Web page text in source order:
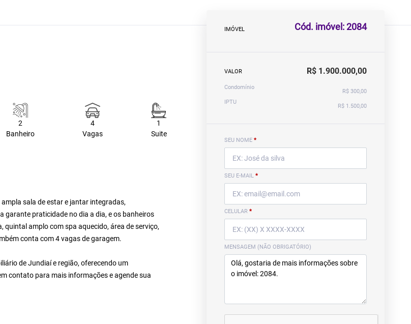
2
Banheiro
4
Vagas
1
Suite
sala de estar e jantar integradas,
praticidade no dia a dia, e os banheiros
amplo com spa aquecido, área de serviço,
conta com 4 vagas de garagem.
de Jundiaí e região, oferecendo um
contato para mais informações e agende sua
IMÓVEL Cód. imóvel: 2084
VALOR R$ 1.900.000,00
Condomínio
R$ 300,00
IPTU
R$ 1.500,00
SEU NOME *
SEU E-MAIL *
CELULAR *
MENSAGEM (NÃO OBRIGATÓRIO)